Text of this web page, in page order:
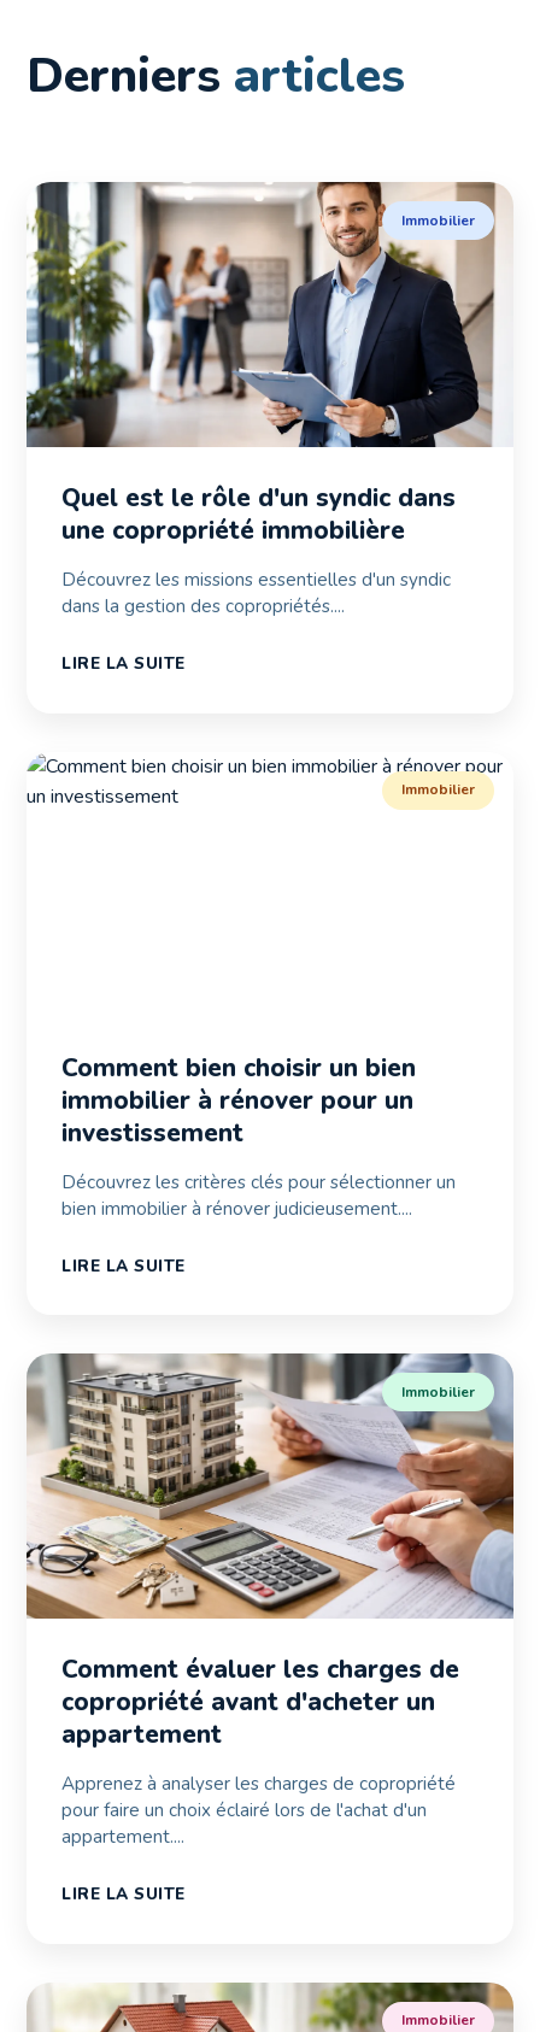
Derniers articles
Immobilier
Quel est le rôle d'un syndic dans
une copropriété immobilière
Découvrez les missions essentielles d'un syndic
dans la gestion des copropriétés....
LIRE LA SUITE
Immobilier
Comment bien choisir un bien
immobilier à rénover pour un
investissement
Découvrez les critères clés pour sélectionner un
bien immobilier à rénover judicieusement....
LIRE LA SUITE
Immobilier
Comment évaluer les charges de
copropriété avant d'acheter un
appartement
Apprenez à analyser les charges de copropriété
pour faire un choix éclairé lors de l'achat d'un
appartement....
LIRE LA SUITE
Immobilier